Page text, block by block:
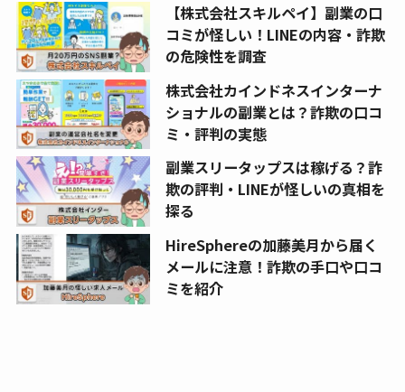
【株式会社スキルペイ】副業の口
コミが怪しい！LINEの内容・詐欺
の危険性を調査
株式会社カインドネスインターナ
ショナルの副業とは？詐欺の口コ
ミ・評判の実態
副業スリータップスは稼げる？詐
欺の評判・LINEが怪しいの真相を
探る
HireSphereの加藤美月から届く
メールに注意！詐欺の手口や口コ
ミを紹介